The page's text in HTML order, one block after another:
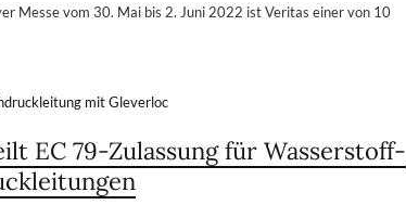
Messe vom 30. Mai bis 2. Juni 2022 ist Veritas einer von 10
EC 79-Zulassung für Wasserstoff-